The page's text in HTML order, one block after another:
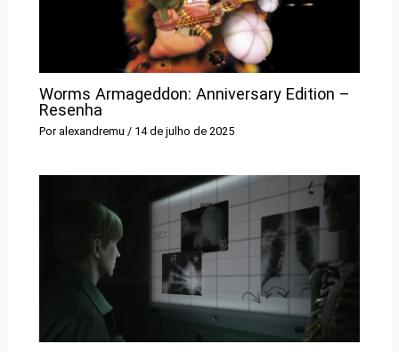
Worms Armageddon: Anniversary Edition –
Resenha
Por alexandremu/ 14 de julho de 2025